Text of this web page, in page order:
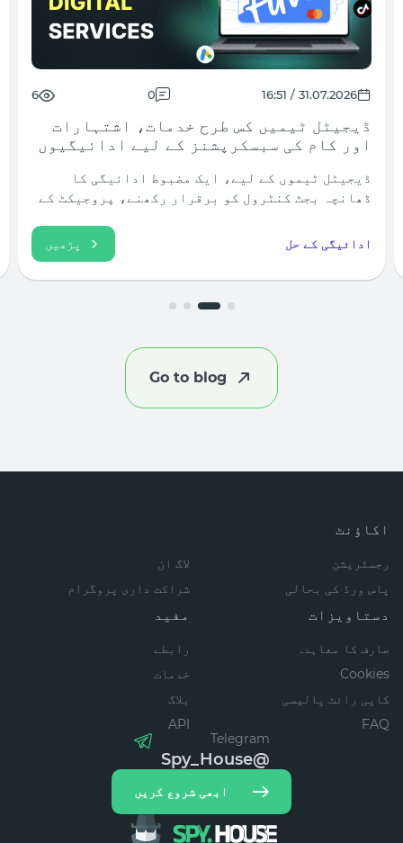
30.07.2026 / 11:30
0
9
ملحقہ مارکیٹنگ کے لیے ISP بمقابلہ
رہائشی پراکسی: آپ کو کون سا استعمال
ISPs اور رہائشی پراکسیوں کے درمیان انتخاب اکثر
قیمت یا رفتار کا موازنہ کرنے پر آتا ہے۔ تاہم،
بالکل کیا کرنا چاہیے؟ اگر آپ کو ایڈورٹائزنگ
اکاؤنٹس میں لاگ...
سیکیورٹی اور گمنامی پڑھیں
Go to blog
اکاؤنٹ
رجسٹریشن
لاگ ان
پاس ورڈ کی بحالی
شراکت داری پروگرام
دستاویزات
صارف کا معاہدہ
Cookies
کاپی رائٹ پالیسی
FAQ
مفید
رابطے
خدمات
بلاگ
API
Telegram
@Spy_House
ابھی شروع کریں